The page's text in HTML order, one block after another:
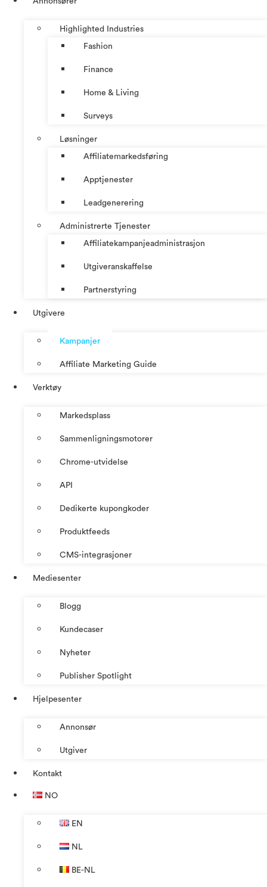
Highlighted Industries
Fashion
Finance
Home & Living
Surveys
Løsninger
Affiliatemarkedsføring
Apptjenester
Leadgenerering
Administrerte Tjenester
Affiliatekampanjeadministrasjon
Utgiveranskaffelse
Partnerstyring
Utgivere
Kampanjer
Affiliate Marketing Guide
Verktøy
Markedsplass
Sammenligningsmotorer
Chrome-utvidelse
API
Dedikerte kupongkoder
Produktfeeds
CMS-integrasjoner
Mediesenter
Blogg
Kundecaser
Nyheter
Publisher Spotlight
Hjelpesenter
Annonsør
Utgiver
Kontakt
NO
EN
NL
BE-NL